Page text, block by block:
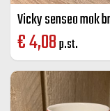
€4,08p.st.